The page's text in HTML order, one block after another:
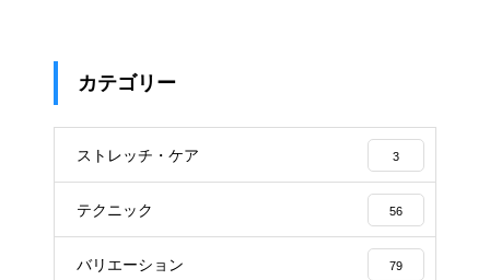
カテゴリー
ストレッチ・ケア 3
テクニック 56
バリエーション 79